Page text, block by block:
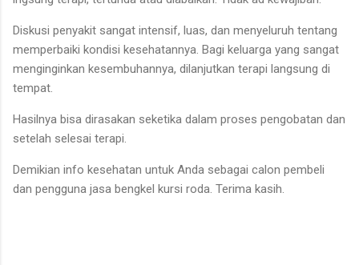
Diskusi penyakit sangat intensif, luas, dan menyeluruh tentang
memperbaiki kondisi kesehatannya. Bagi keluarga yang sangat
menginginkan kesembuhannya, dilanjutkan terapi langsung di
tempat.
Hasilnya bisa dirasakan seketika dalam proses pengobatan dan
setelah selesai terapi.
Demikian info kesehatan untuk Anda sebagai calon pembeli
dan pengguna jasa bengkel kursi roda. Terima kasih.